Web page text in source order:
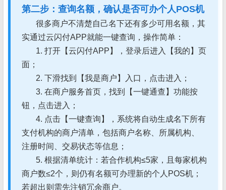
第二步：查询名额，确认是否可办个人POS机
很多商户不清楚自己名下还有多少可用名额，其
实通过云闪付APP就能一键查询，操作简单：
1. 打开【云闪付APP】，登录后进入【我的】页
面；
2. 下滑找到【我是商户】入口，点击进入；
3. 在商户服务首页，找到【一键通查】功能按
钮，点击进入；
4. 点击【一键查询】，系统将自动生成名下所有
支付机构的商户清单，包括商户名称、所属机构、
注册时间、交易状态等信息；
5. 根据清单统计：若合作机构≤5家，且每家机构
商户数≤2个，则仍有名额可办理新的个人POS机；
若超出则需先注销冗余商户。